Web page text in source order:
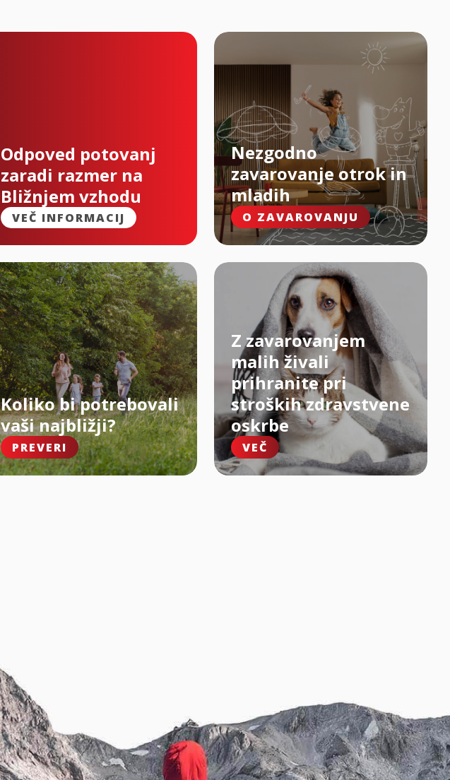
Odpoved potovanj
zaradi razmer na
Bližnjem vzhodu
VEČ INFORMACIJ
Nezgodno
zavarovanje otrok in
mladih
O ZAVAROVANJU
Koliko bi potrebovali
vaši najbližji?
PREVERI
Z zavarovanjem
malih živali
prihranite pri
stroških zdravstvene
oskrbe
VEČ